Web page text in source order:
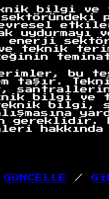
bilgi ve
teknik
bu
taşır.
bilgi ve
bilgi,
gereklidir.
GÜNCELLE /